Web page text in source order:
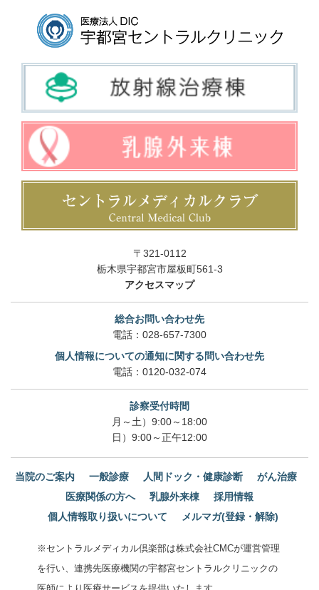
〒321-0112
栃木県宇都宮市屋板町561-3
アクセスマップ
総合お問い合わせ先
電話： 028-657-7300
個人情報についての通知に関する問い合わせ先
電話： 0120-032-074
診察受付時間
月～土）9:00～18:00
日）9:00～正午12:00
当院のご案内 一般診療 人間ドック・健康診断
がん治療
医療関係の方へ
乳腺外来棟
採用情報
個人情報取り扱いについて
メルマガ(登録・解除)
※セントラルメディカル倶楽部は株式会社CMCが運営管理
を行い、連携先医療機関の宇都宮セントラルクリニックの